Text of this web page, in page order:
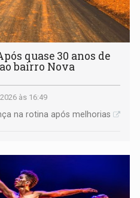
quase 30 anos de
bairro Nova
às 16:49
na rotina após melhorias